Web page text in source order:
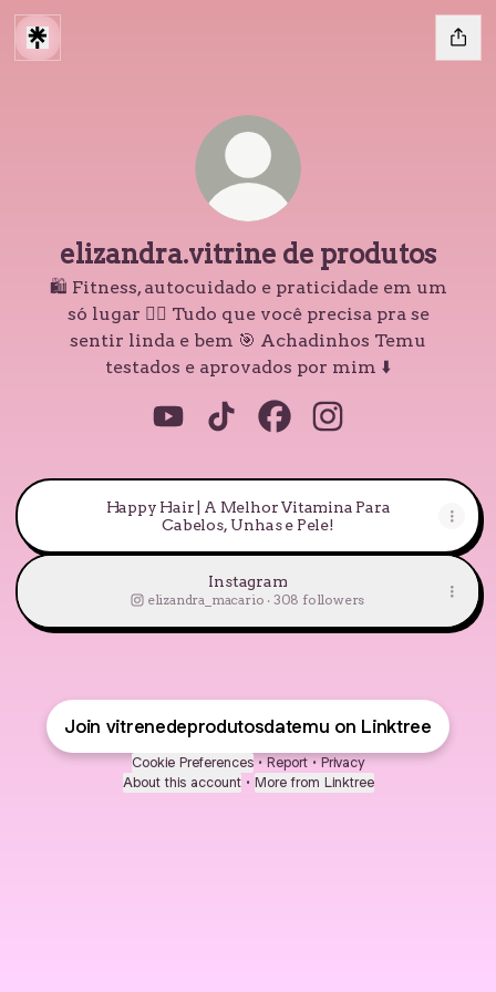
elizandra.vitrine de produtos
🛍️ Fitness, autocuidado e praticidade em um
só lugar 💆‍♀️ Tudo que você precisa pra se
sentir linda e bem 🎯 Achadinhos Temu
testados e aprovados por mim ⬇️
Happy Hair | A Melhor Vitamina Para
Cabelos, Unhas e Pele!
Instagram
elizandra_macario ‧ 308 followers
Join vitrenedeprodutosdatemu on Linktree
Cookie Preferences • Report • Privacy
About this account • More from Linktree